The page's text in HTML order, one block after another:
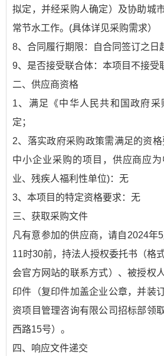
拟定，并经采购人确定）及协助城
常节水工作。(具体详见采购需求）
8、合同履行期限：自合同签订之日
9、是否接受联合体：本项目不接受
二、供应商资格
1、满足
《中华人民共和国政府采
定；
2、落实政府采购政策需满足的资
中小企业采购的项目，供应商应
业、残疾人福利性单位)：无
3、本项目的特定资格要求：无
三、获取采购文件
凡有意参加的供应商，请自2024年
11时30前，持法人授权委托书（格
会官方网站的联系方式）、被授权
印件（复印件加盖企业公章，并装
资项目管理咨询有限公司招标部领
西路15号）。
四、响应文件递交